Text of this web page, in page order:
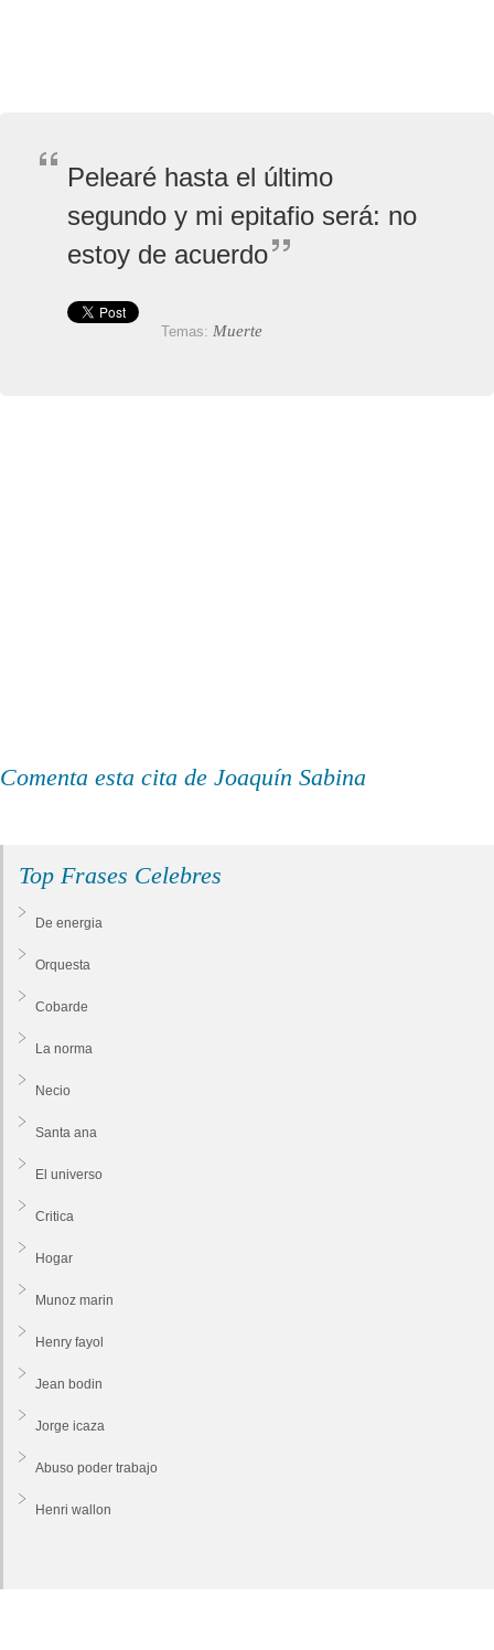
Pelearé hasta el último
segundo y mi epitafio será: no
estoy de acuerdo
Temas: Muerte
Comenta esta cita de Joaquín Sabina
Top Frases Celebres
De energia
Orquesta
Cobarde
La norma
Necio
Santa ana
El universo
Critica
Hogar
Munoz marin
Henry fayol
Jean bodin
Jorge icaza
Abuso poder trabajo
Henri wallon